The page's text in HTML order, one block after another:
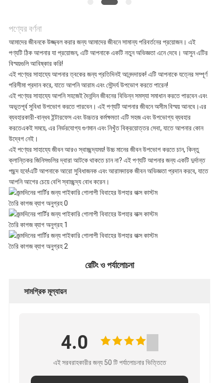
উদ্ধৃতির
জন্য
আবেদন
সাইট
ম্যাপ
গোপনীয়তা
নীতি
পণ্যের বর্ণনা
আমাদের জীবনকে উজ্জ্বল করার জন্য আমাদের জীবনে সামান্য পরিবর্তনের প্রয়োজন। এই
পণ্যটি ঠিক আপনার যা প্রয়োজন, এটি আপনাকে একটি নতুন অভিজ্ঞতা এনে দেবে। আসুন এটির
বিস্ময়গুলি আবিষ্কার করি!
এই পণ্যের সাহায্যে আপনার ত্বকের জন্য প্রতিদিনই আনন্দদায়ক! এটি আপনাকে যত্নের সম্পূর্ণ
পরিসীমা প্রদান করে, যাতে আপনি আরাম এবং সৌন্দর্য উপভোগ করতে পারেন!
এই পণ্যের সাহায্যে আপনি সহজেই দৈনন্দিন জীবনের বিভিন্ন সমস্যা সমাধান করতে পারবেন এবং
অভূতপূর্ব সুবিধা উপভোগ করতে পারবেন। এই পণ্যটি আপনার জীবনে অসীম বিস্ময় আনবে।এর
ব্যবহারকারী-বান্ধব ইন্টারফেস এবং উচ্চতর কর্মক্ষমতা এটি সহজ এবং উপভোগ্য ব্যবহার
করতেএকই সময়ে, এর নির্ভরযোগ্য গুণমান এবং নিখুঁত বিক্রয়োত্তর সেবা, যাতে আপনার কোন
উদ্বেগ নেই।
এই পণ্যের সাহায্যে জীবন আরও স্বাচ্ছন্দ্যময়! উচ্চ মানের জীবন উপভোগ করতে চান, কিন্তু
ক্লান্তিকর জিনিসগুলির দ্বারা আটকে থাকতে চান না? এই পণ্যটি আপনার জন্য একটি দুর্দান্ত
পছন্দ হবে!এটি আপনাকে আরো সুবিধাজনক এবং আরামদায়ক জীবন অভিজ্ঞতা প্রদান করবে, যাতে
আপনি আগের চেয়ে বেশি স্বাচ্ছন্দ্য বোধ করেন।
রেটিং ও পর্যালোচনা
সামগ্রিক মূল্যায়ন
4.0
এই সরবরাহকারীর জন্য 50 টি পর্যালোচনার ভিত্তিতে